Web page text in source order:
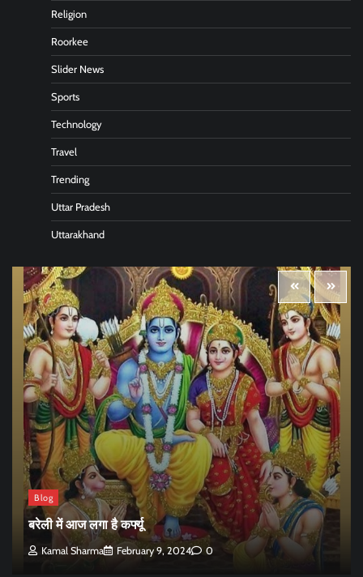
Religion
Roorkee
Slider News
Sports
Technology
Travel
Trending
Uttar Pradesh
Uttarakhand
Blog
बरेली में आज लगा है कर्फ्यू
Kamal Sharma February 9, 2024 0